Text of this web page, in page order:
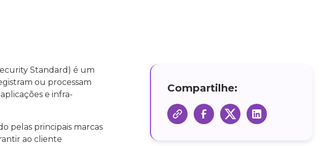
Standard) é um
ou processam
e infra-
pelas principais marcas
ao cliente
Compartilhe: